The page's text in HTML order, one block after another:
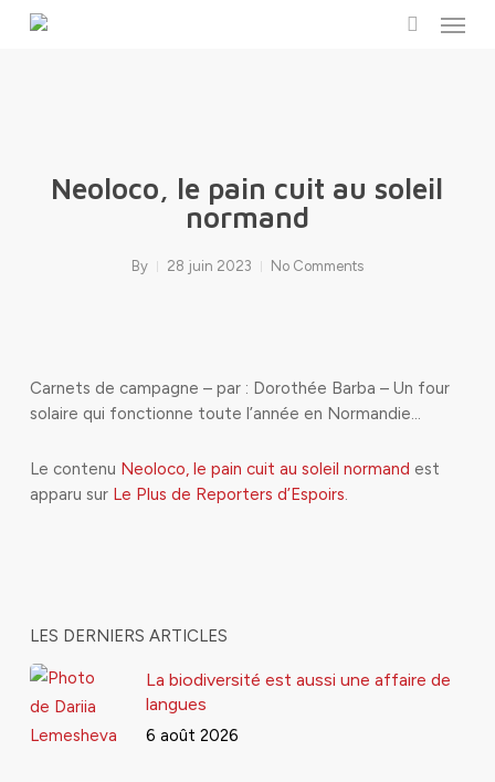
Menu
Neoloco, le pain cuit au soleil
normand
By 28 juin 2023 No Comments
Carnets de campagne – par : Dorothée Barba – Un four
solaire qui fonctionne toute l’année en Normandie…
Le contenu Neoloco, le pain cuit au soleil normand est
apparu sur Le Plus de Reporters d’Espoirs.
LES DERNIERS ARTICLES
La biodiversité est aussi une affaire de
langues
6 août 2026